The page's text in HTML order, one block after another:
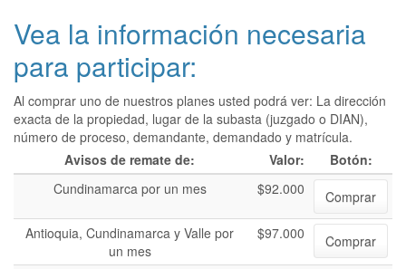
Vea la información necesaria
para participar:
Al comprar uno de nuestros planes usted podrá ver: La dirección
exacta de la propiedad, lugar de la subasta (juzgado o DIAN),
número de proceso, demandante, demandado y matrícula.
Avisos de remate de:
Valor:
Botón:
Cundinamarca por un mes
$92.000
Comprar
Antioquia, Cundinamarca y Valle por
un mes
$97.000 Comprar